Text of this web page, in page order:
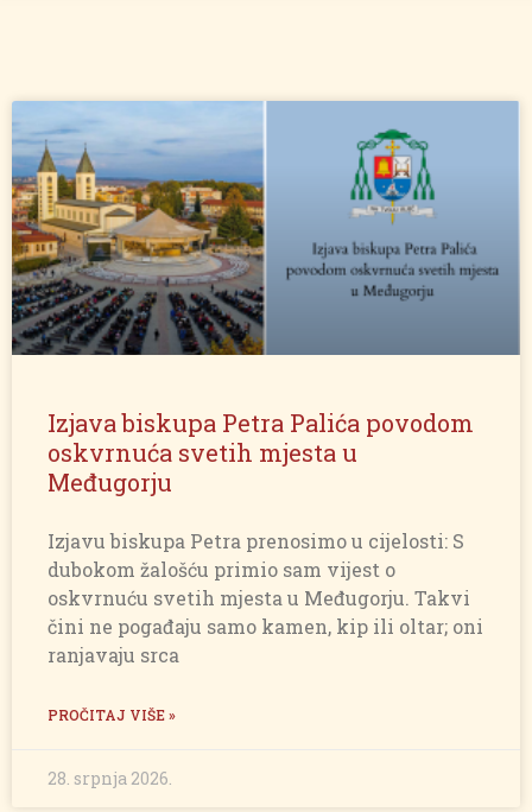
Izjava biskupa Petra Palića povodom
oskvrnuća svetih mjesta u
Međugorju
Izjavu biskupa Petra prenosimo u cijelosti: S
dubokom žalošću primio sam vijest o
oskvrnuću svetih mjesta u Međugorju. Takvi
čini ne pogađaju samo kamen, kip ili oltar; oni
ranjavaju srca
PROČITAJ VIŠE »
28. srpnja 2026.